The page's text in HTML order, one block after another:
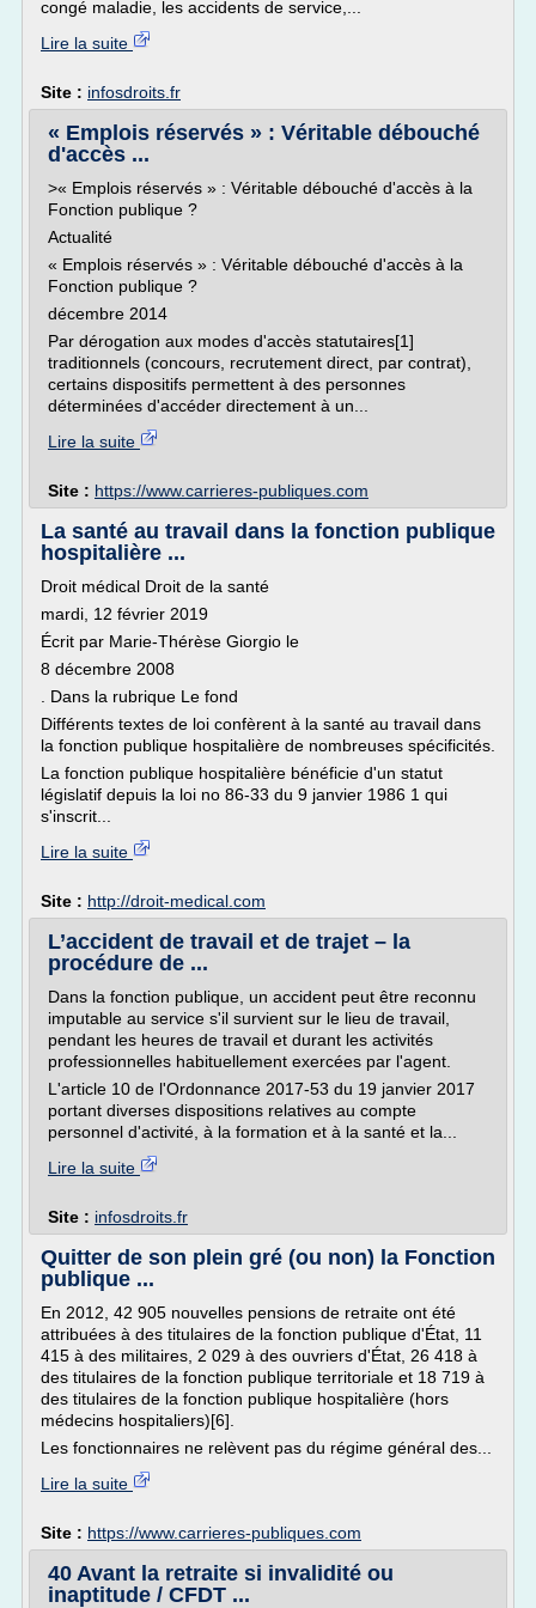
congé maladie, les accidents de service,...
Lire la suite
Site : infosdroits.fr
« Emplois réservés » : Véritable débouché
d'accès ...
>« Emplois réservés » : Véritable débouché d'accès à la
Fonction publique ?
Actualité
« Emplois réservés » : Véritable débouché d'accès à la
Fonction publique ?
décembre 2014
Par dérogation aux modes d'accès statutaires[1]
traditionnels (concours, recrutement direct, par contrat),
certains dispositifs permettent à des personnes
déterminées d'accéder directement à un...
Lire la suite
Site : https://www.carrieres-publiques.com
La santé au travail dans la fonction publique
hospitalière ...
Droit médical Droit de la santé
mardi, 12 février 2019
Écrit par Marie-Thérèse Giorgio le
8 décembre 2008
. Dans la rubrique Le fond
Différents textes de loi confèrent à la santé au travail dans
la fonction publique hospitalière de nombreuses spécificités.
La fonction publique hospitalière bénéficie d'un statut
législatif depuis la loi no 86-33 du 9 janvier 1986 1 qui
s'inscrit...
Lire la suite
Site : http://droit-medical.com
L’accident de travail et de trajet – la
procédure de ...
Dans la fonction publique, un accident peut être reconnu
imputable au service s'il survient sur le lieu de travail,
pendant les heures de travail et durant les activités
professionnelles habituellement exercées par l'agent.
L'article 10 de l'Ordonnance 2017-53 du 19 janvier 2017
portant diverses dispositions relatives au compte
personnel d'activité, à la formation et à la santé et la...
Lire la suite
Site : infosdroits.fr
Quitter de son plein gré (ou non) la Fonction
publique ...
En 2012, 42 905 nouvelles pensions de retraite ont été
attribuées à des titulaires de la fonction publique d'État, 11
415 à des militaires, 2 029 à des ouvriers d'État, 26 418 à
des titulaires de la fonction publique territoriale et 18 719 à
des titulaires de la fonction publique hospitalière (hors
médecins hospitaliers)[6].
Les fonctionnaires ne relèvent pas du régime général des...
Lire la suite
Site : https://www.carrieres-publiques.com
40 Avant la retraite si invalidité ou
inaptitude / CFDT ...